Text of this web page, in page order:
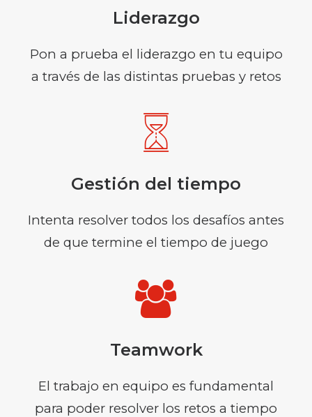
Liderazgo
Pon a prueba el liderazgo en tu equipo
a través de las distintas pruebas y retos
Gestión del tiempo
Intenta resolver todos los desafíos antes
de que termine el tiempo de juego
Teamwork
El trabajo en equipo es fundamental
para poder resolver los retos a tiempo